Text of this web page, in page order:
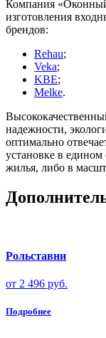
Компания
изготовления
брендов:
Rehau;
Veka;
KBE;
Melke.
надежности,
оптимально
установке в едином
жилья, либо в
Рольставни
от 2 496 руб.
Подробнее